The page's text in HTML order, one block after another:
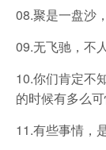
08.聚是一盘沙
09.无飞驰，不人
10.你们肯定不
的时候有多么可
11.有些事情，